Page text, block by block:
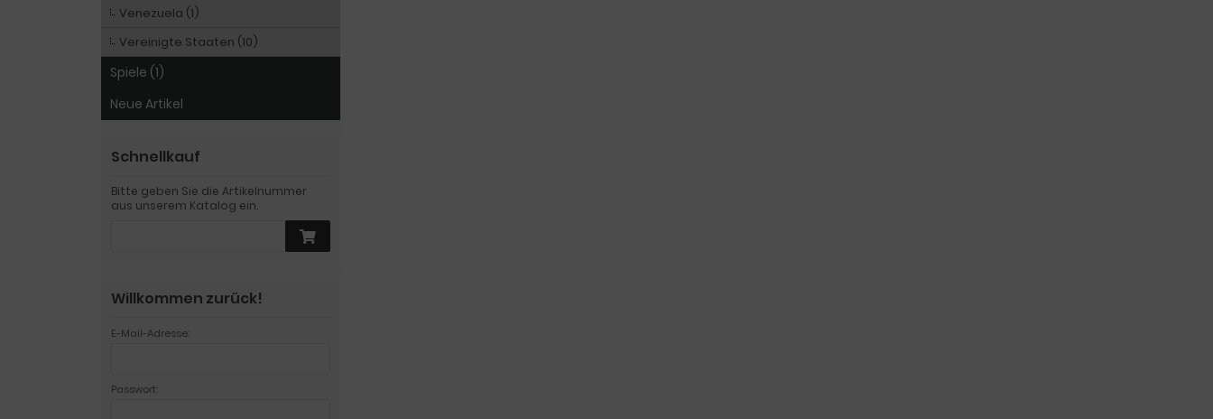
Venezuela (1)
Vereinigte Staaten (10)
Spiele (1)
Neue Artikel
Schnellkauf
Bitte geben Sie die Artikelnummer
aus unserem Katalog ein.
Willkommen zurück!
E-Mail-Adresse:
Passwort: